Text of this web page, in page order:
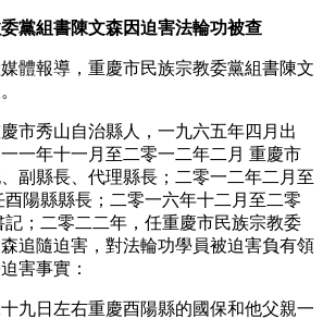
黨組書陳文森因迫害法輪功被查
體報導，重慶市民族宗教委黨組書陳文
市秀山自治縣人，一九六五年四月出
一年十一月至二零一二年二月 重慶市
副縣長、代理縣長；二零一二年二月至
酉陽縣縣長；二零一六年十二月至二零
記；二零二二年，任重慶市民族宗教委
追隨迫害，對法輪功學員被迫害負有領
害事實：
九日左右重慶酉陽縣的國保和他父親一